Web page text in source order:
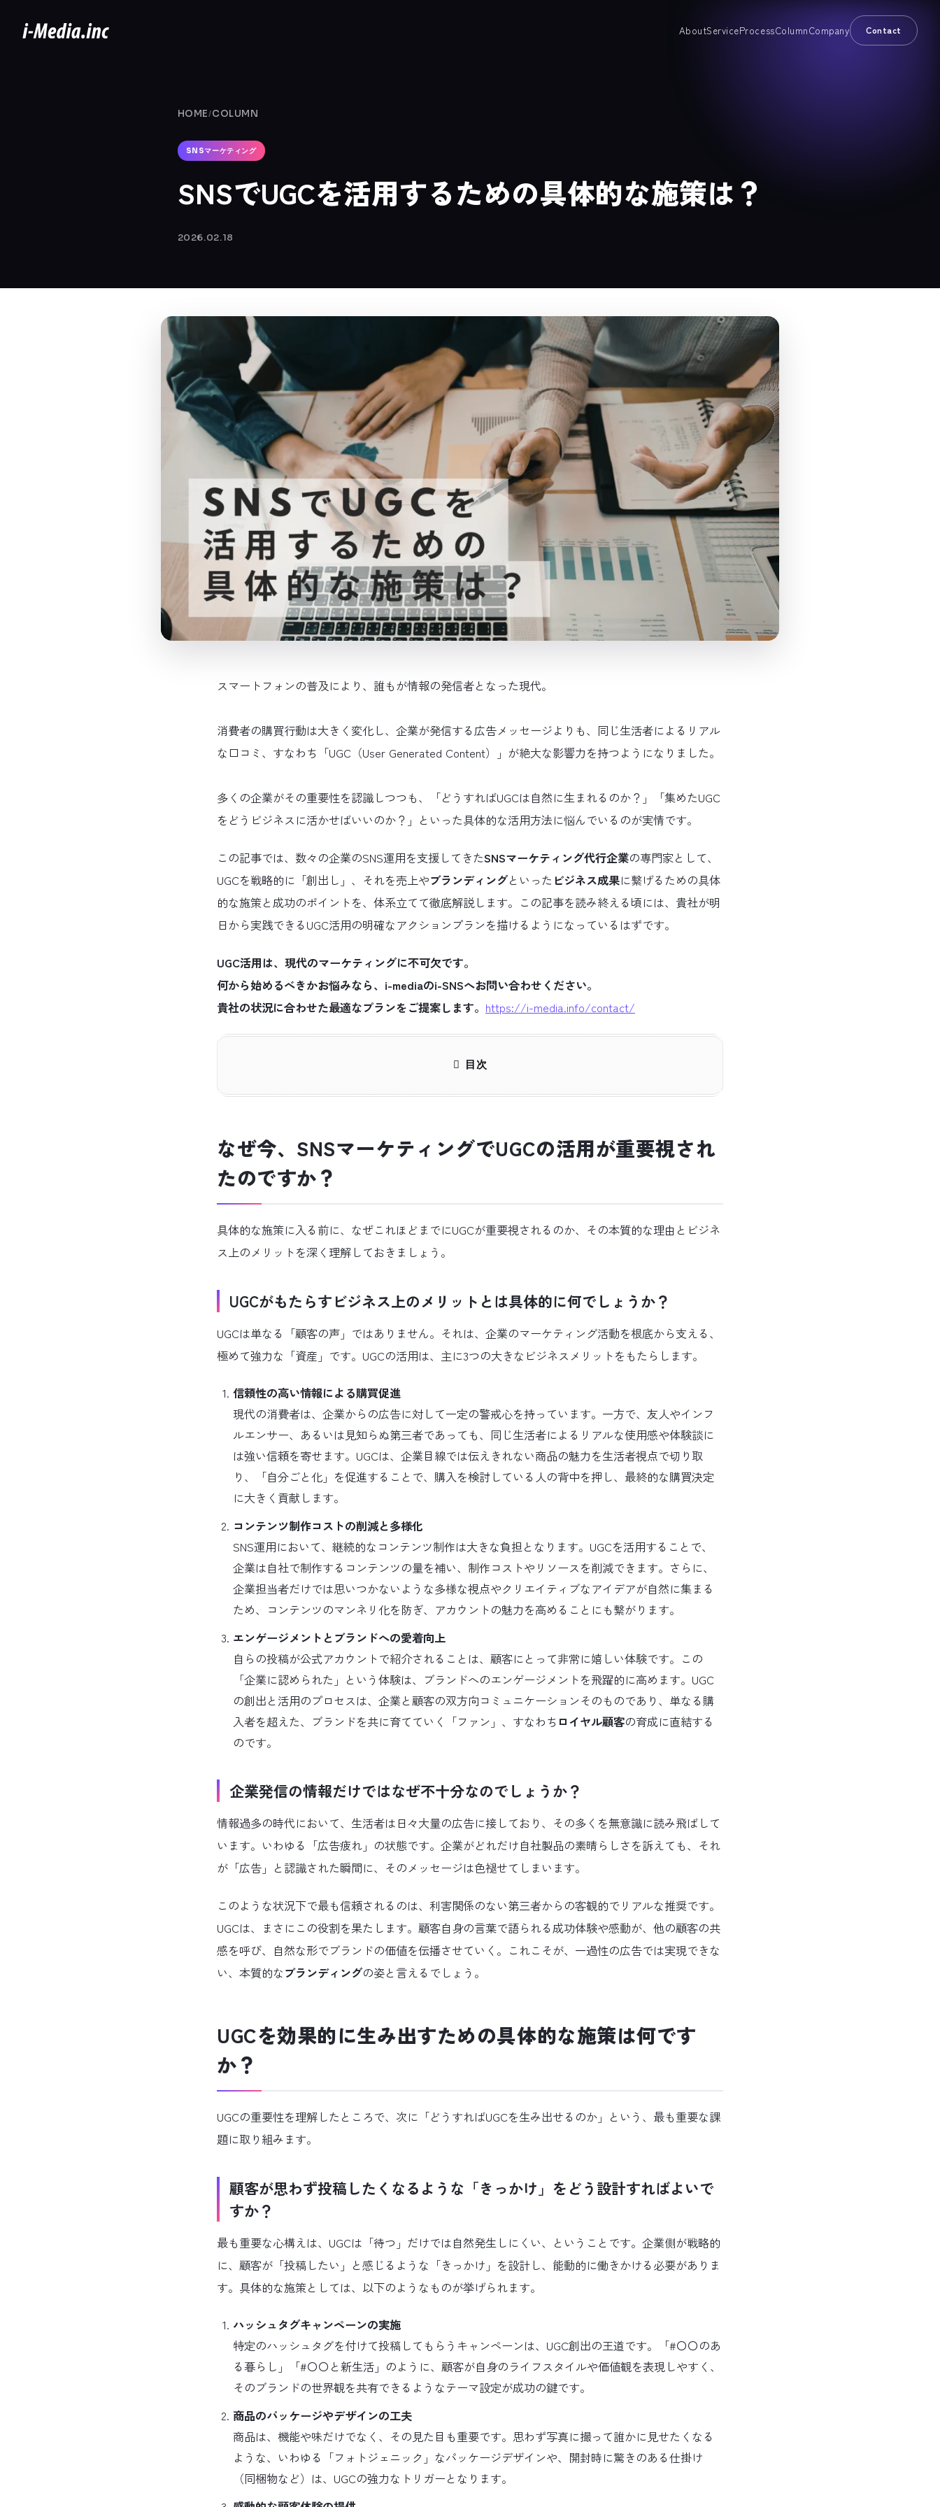
AboutServiceProcessColumnCompany Contact
HOME/COLUMN
SNSマーケティング
SNSでUGCを活用するための具体的な施策は？
2026.02.18
スマートフォンの普及により、誰もが情報の発信者となった現代。
消費者の購買行動は大きく変化し、企業が発信する広告メッセージよりも、同じ生活者によるリアル
な口コミ、すなわち「UGC（User Generated Content）」が絶大な影響力を持つようになりました。
多くの企業がその重要性を認識しつつも、「どうすればUGCは自然に生まれるのか？」「集めたUGC
をどうビジネスに活かせばいいのか？」といった具体的な活用方法に悩んでいるのが実情です。
この記事では、数々の企業のSNS運用を支援してきたSNSマーケティング代行企業の専門家として、
UGCを戦略的に「創出し」、それを売上やブランディングといった ビジネス成果に繋げるための具体
的な施策と成功のポイントを、体系立てて徹底解説します。この記事を読み終える頃には、貴社が明
日から実践できるUGC活用の明確なアクションプランを描けるようになっているはずです。
UGC活用は、現代のマーケティングに不可欠です。
何から始めるべきかお悩みなら、i-mediaのi-SNSへお問い合わせください。
貴社の状況に合わせた最適なプランをご提案します。 https://i-media.info/contact/
目次
なぜ今、SNSマーケティングでUGCの活用が重要視され
たのですか？
具体的な施策に入る前に、なぜこれほどまでにUGCが重要視されるのか、その本質的な理由とビジネ
ス上のメリットを深く理解しておきましょう。
UGCがもたらすビジネス上のメリットとは具体的に何でしょうか？
UGCは単なる「顧客の声」ではありません。それは、企業のマーケティング活動を根底から支える、
極めて強力な「資産」です。UGCの活用は、主に3つの大きなビジネスメリットをもたらします。
信頼性の高い情報による購買促進
現代の消費者は、企業からの広告に対して一定の警戒心を持っています。一方で、友人やインフ
ルエンサー、あるいは見知らぬ第三者であっても、同じ生活者によるリアルな使用感や体験談に
は強い信頼を寄せます。UGCは、企業目線では伝えきれない商品の魅力を生活者視点で切り取
り、「自分ごと化」を促進することで、購入を検討している人の背中を押し、最終的な購買決定
に大きく貢献します。
コンテンツ制作コストの削減と多様化
SNS運用において、継続的なコンテンツ制作は大きな負担となります。UGCを活用することで、
企業は自社で制作するコンテンツの量を補い、制作コストやリソースを削減できます。さらに、
企業担当者だけでは思いつかないような多様な視点やクリエイティブなアイデアが自然に集まる
ため、コンテンツのマンネリ化を防ぎ、アカウントの魅力を高めることにも繋がります。
エンゲージメントとブランドへの愛着向上
自らの投稿が公式アカウントで紹介されることは、顧客にとって非常に嬉しい体験です。この
「企業に認められた」という体験は、ブランドへのエンゲージメントを飛躍的に高めます。UGC
の創出と活用のプロセスは、企業と顧客の双方向コミュニケーションそのものであり、単なる購
入者を超えた、ブランドを共に育てていく「ファン」、すなわち ロイヤル顧客の育成に直結する
のです。
企業発信の情報だけではなぜ不十分なのでしょうか？
情報過多の時代において、生活者は日々大量の広告に接しており、その多くを無意識に読み飛ばして
います。いわゆる「広告疲れ」の状態です。企業がどれだけ自社製品の素晴らしさを訴えても、それ
が「広告」と認識された瞬間に、そのメッセージは色褪せてしまいます。
このような状況下で最も信頼されるのは、利害関係のない第三者からの客観的でリアルな推奨です。
UGCは、まさにこの役割を果たします。顧客自身の言葉で語られる成功体験や感動が、他の顧客の共
感を呼び、自然な形でブランドの価値を伝播させていく。これこそが、一過性の広告では実現できな
い、本質的なブランディングの姿と言えるでしょう。
UGCを効果的に生み出すための具体的な施策は何です
か？
UGCの重要性を理解したところで、次に「どうすればUGCを生み出せるのか」という、最も重要な課
題に取り組みます。
顧客が思わず投稿したくなるような「きっかけ」をどう設計すればよいで
すか？
最も重要な心構えは、UGCは「待つ」だけでは自然発生しにくい、ということです。企業側が戦略的
に、顧客が「投稿したい」と感じるような「きっかけ」を設計し、能動的に働きかける必要がありま
す。具体的な施策としては、以下のようなものが挙げられます。
ハッシュタグキャンペーンの実施
特定のハッシュタグを付けて投稿してもらうキャンペーンは、UGC創出の王道です。「#〇〇のあ
る暮らし」「#〇〇と新生活」のように、顧客が自身のライフスタイルや価値観を表現しやすく、
そのブランドの世界観を共有できるようなテーマ設定が成功の鍵です。
商品のパッケージやデザインの工夫
商品は、機能や味だけでなく、その見た目も重要です。思わず写真に撮って誰かに見せたくなる
ような、いわゆる「フォトジェニック」なパッケージデザインや、開封時に驚きのある仕掛け
（同梱物など）は、UGCの強力なトリガーとなります。